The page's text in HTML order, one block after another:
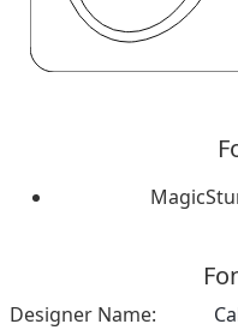
Designer Name: